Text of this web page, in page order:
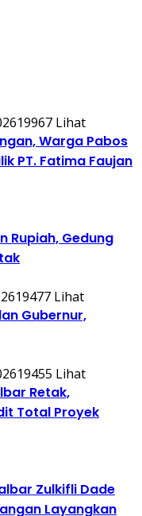
19967 Lihat
Warga Pabos
PT. Fatima Faujan
Rupiah, Gedung
19477 Lihat
Gubernur,
19455 Lihat
Retak,
Total Proyek
Zulkifli Dade
Layangkan